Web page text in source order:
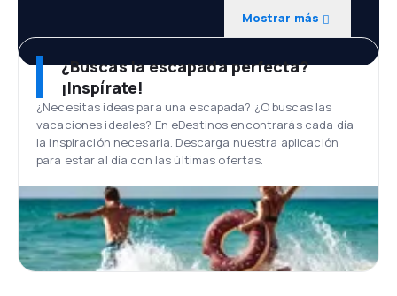
Mostrar más
¿Buscas la escapada perfecta?
¡Inspírate!
¿Necesitas ideas para una escapada? ¿O buscas las
vacaciones ideales? En eDestinos encontrarás cada día
la inspiración necesaria. Descarga nuestra aplicación
para estar al día con las últimas ofertas.